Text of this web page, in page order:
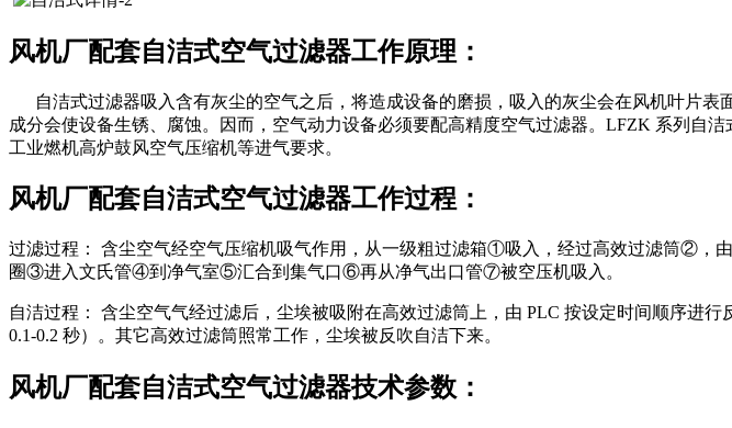
风机厂配套自洁式空气过滤器工作原理：
自洁式过滤器吸入含有灰尘的空气之后，将造成设备的磨损，吸入的灰尘会在风机叶片表
成分会使设备生锈、腐蚀。因而，空气动力设备必须要配高精度空气过滤器。LFZK 系列自
工业燃机高炉鼓风空气压缩机等进气要求。
风机厂配套自洁式空气过滤器工作过程：
过滤过程： 含尘空气经空气压缩机吸气作用，从一级粗过滤箱①吸入，经过高效过滤筒②，
圈③进入文氏管④到净气室⑤汇合到集气口⑥再从净气出口管⑦被空压机吸入。
自洁过程： 含尘空气气经过滤后，尘埃被吸附在高效过滤筒上，由 PLC 按设定时间顺序进
0.1-0.2 秒）。其它高效过滤筒照常工作，尘埃被反吹自洁下来。
风机厂配套自洁式空气过滤器技术参数：